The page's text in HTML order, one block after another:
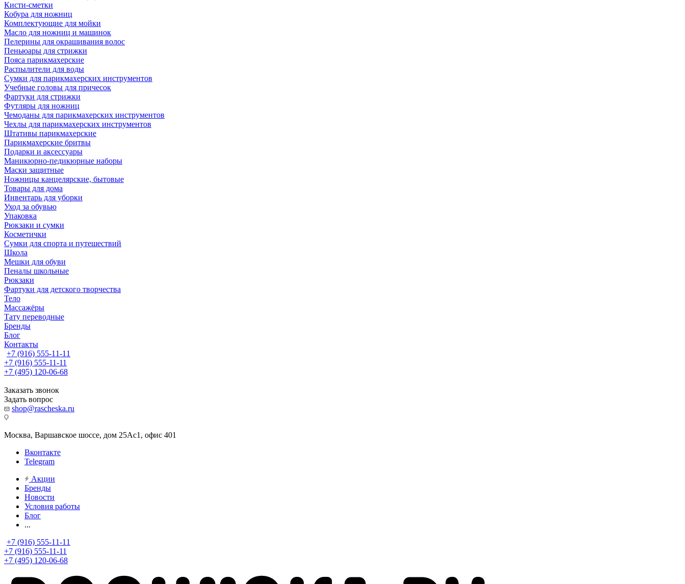
Кисти-сметки
Кобура для ножниц
Комплектующие для мойки
Масло для ножниц и машинок
Пелерины для окрашивания волос
Пеньюары для стрижки
Пояса парикмахерские
Распылители для воды
Сумки для парикмахерских инструментов
Учебные головы для причесок
Фартуки для стрижки
Футляры для ножниц
Чемоданы для парикмахерских инструментов
Чехлы для парикмахерских инструментов
Штативы парикмахерские
Парикмахерские бритвы
Подарки и аксессуары
Маникюрно-педикюрные наборы
Маски защитные
Ножницы канцелярские, бытовые
Товары для дома
Инвентарь для уборки
Уход за обувью
Упаковка
Рюкзаки и сумки
Косметички
Сумки для спорта и путешествий
Школа
Мешки для обуви
Пеналы школьные
Рюкзаки
Фартуки для детского творчества
Тело
Массажёры
Тату переводные
Бренды
Блог
Контакты
+7 (916) 555-11-11
+7 (916) 555-11-11
+7 (495) 120-06-68
Заказать звонок
Задать вопрос
shop@rascheska.ru
Москва, Варшавское шоссе, дом 25Аc1, офис 401
Вконтакте
Telegram
Акции
Бренды
Новости
Условия работы
Блог
...
+7 (916) 555-11-11
+7 (916) 555-11-11
+7 (495) 120-06-68